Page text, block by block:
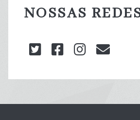
NOSSAS
twitterfacebookinstagram